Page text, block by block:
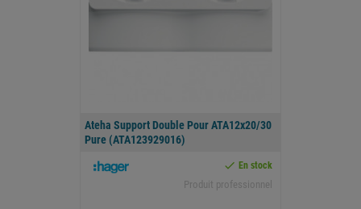
Ateha Support Double Pour ATA12x20/30
Pure (ATA123929016)
 En stock
Produit professionnel